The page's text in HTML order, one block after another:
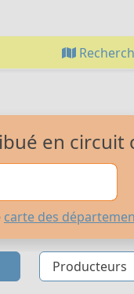
en circuit
carte des